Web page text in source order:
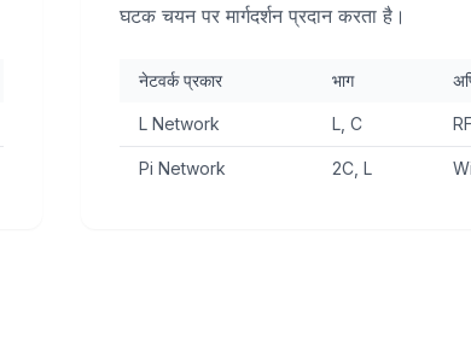
घटक चयन पर मार्गदर्शन प्रदान करता है।
नेटवर्क प्रकार भाग
L Network L, C
Pi Network 2C, L